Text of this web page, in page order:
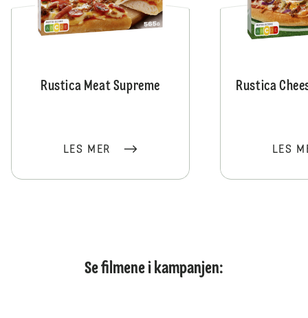
Rustica Meat Supreme
LES MER
Rustica
LES
Se filmene i kampanjen: